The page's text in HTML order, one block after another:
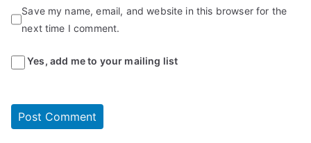
Save my name, email, and website in this browser for the
next time I comment.
Yes, add me to your mailing list